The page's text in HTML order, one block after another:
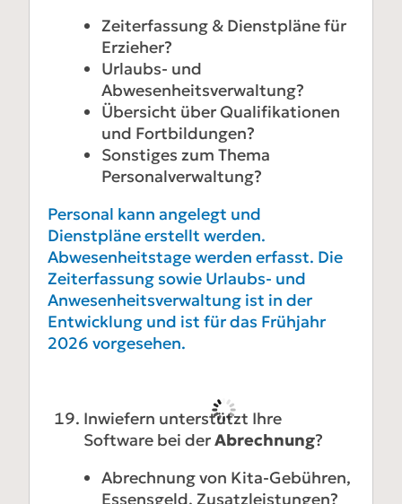
Zeiterfassung & Dienstpläne für
Erzieher?
Urlaubs- und
Abwesenheitsverwaltung?
Übersicht über Qualifikationen
und Fortbildungen?
Sonstiges zum Thema
Personalverwaltung?
Personal kann angelegt und
Dienstpläne erstellt werden.
Abwesenheitstage werden erfasst. Die
Zeiterfassung sowie Urlaubs- und
Anwesenheitsverwaltung ist in der
Entwicklung und ist für das Frühjahr
2026 vorgesehen.
Inwiefern unterstützt Ihre
Software bei derAbrechnung?
Abrechnung von Kita-Gebühren,
Essensgeld, Zusatzleistungen?